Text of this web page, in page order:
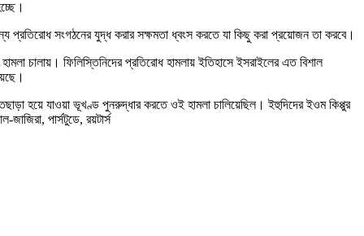
প্রতিরোধ সংগঠনের যুদ্ধ করার সক্ষমতা ধ্বংস করতে যা কিছু করা প্রয়োজন তা করবে।
চালায়। ফিলিস্তিনিদের প্রতিরোধ হামলায় ইতিহাসে ইসরাইলের এত বিশাল
হয়ে যাওয়া ভূখণ্ড পুনরুদ্ধার করতে ওই হামলা চালিয়েছিল। ইহুদিদের ইওম কিপ্পুর
পার্সটুডে, রয়টার্স